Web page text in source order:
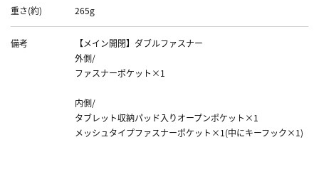
重さ(約) 265g
備考
【メイン開閉】ダブルファスナー
外側/
ファスナーポケット×1
内側/
タブレット収納パッド入りオープンポケット×1
メッシュタイプファスナーポケット×1(中にキーフック×1)